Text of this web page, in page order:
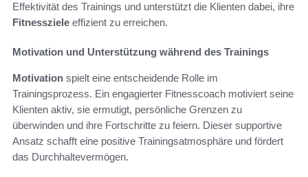
Effektivität des Trainings und unterstützt die Klienten dabei, ihre
Fitnessziele effizient zu erreichen.
Motivation und Unterstützung während des Trainings
Motivation spielt eine entscheidende Rolle im
Trainingsprozess. Ein engagierter Fitnesscoach motiviert seine
Klienten aktiv, sie ermutigt, persönliche Grenzen zu
überwinden und ihre Fortschritte zu feiern. Dieser supportive
Ansatz schafft eine positive Trainingsatmosphäre und fördert
das Durchhaltevermögen.